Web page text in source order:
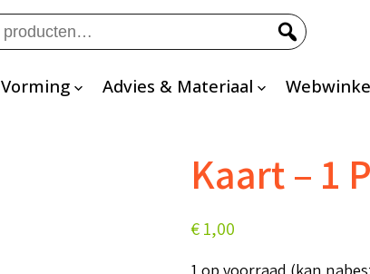
Vorming Advies & Materiaal
Kaart – 1
€1,00
1 op voorraad (kan